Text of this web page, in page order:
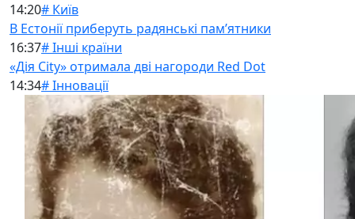
14:20# Київ
В Естонії приберуть радянські памʼятники
16:37# Інші країни
«Дія City» отримала дві нагороди Red Dot
14:34# Інновації